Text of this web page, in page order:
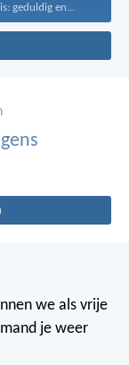
geduldig en...
we als vrije
je weer